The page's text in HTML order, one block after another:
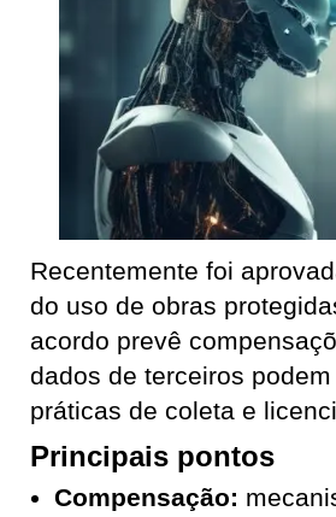
Recentemente foi
do uso de obras
acordo prevê
dados de terceiros
práticas de coleta e
Principais pontos
Compensação: